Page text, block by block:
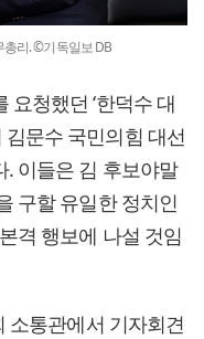
총리. ©기독일보 DB
청했던 ‘한덕수 대
김문수 국민의힘 대선
이들은 김 후보야말
구할 유일한 정치인
격 행보에 나설 것임
소통관에서 기자회견